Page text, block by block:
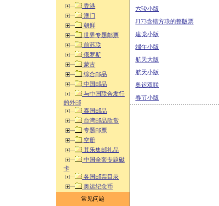
香港
澳门
朝鲜
世界专题邮票
前苏联
俄罗斯
蒙古
综合邮品
中国邮品
与中国联合发行
的外邮
泰国邮品
台湾邮品欣赏
专题邮票
空册
其乐集邮礼品
中国全套专题磁
卡
各国邮票目录
奥运纪念币
常见问题
六骏小版
J173含错方联的整版票
建党小版
端午小版
航天大版
航天小版
奥运双联
春节小版